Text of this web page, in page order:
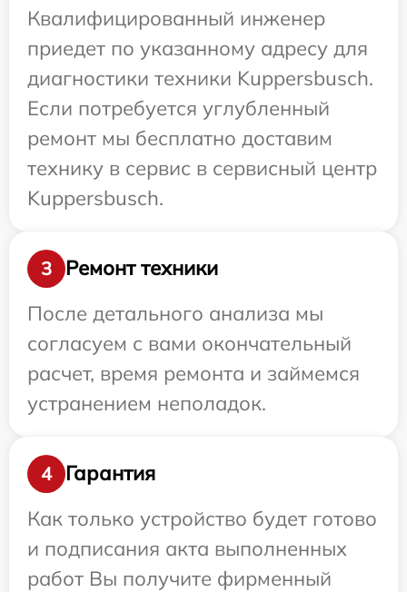
Квалифицированный инженер
приедет по указанному адресу для
диагностики техники Kuppersbusch.
Если потребуется углубленный
ремонт мы бесплатно доставим
технику в сервис в сервисный центр
Kuppersbusch.
3
Ремонт техники
После детального анализа мы
согласуем с вами окончательный
расчет, время ремонта и займемся
устранением неполадок.
4
Гарантия
Как только устройство будет готово
и подписания акта выполненных
работ Вы получите фирменный